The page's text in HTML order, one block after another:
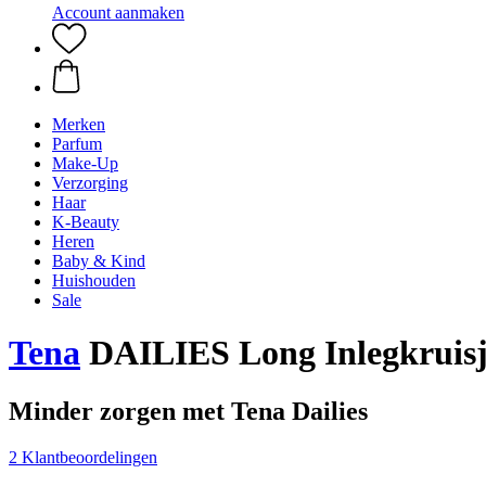
Account aanmaken
Merken
Parfum
Make-Up
Verzorging
Haar
K-Beauty
Heren
Baby & Kind
Huishouden
Sale
Tena DAILIES Long
Minder zorgen met Tena Dailies
2 Klantbeoordelingen